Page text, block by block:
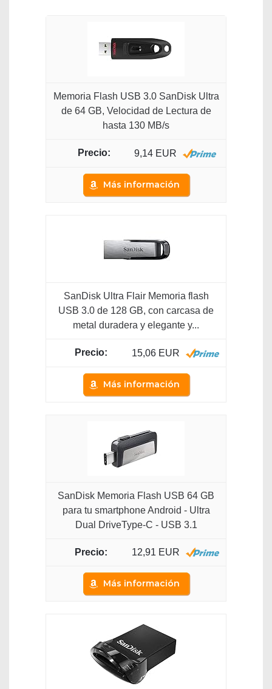
Memoria Flash USB 3.0 SanDisk Ultra
de 64 GB, Velocidad de Lectura de
hasta 130 MB/s
9,14 EUR
Más información
SanDisk Ultra Flair Memoria flash
USB 3.0 de 128 GB, con carcasa de
metal duradera y elegante y...
15,06 EUR
Más información
SanDisk Memoria Flash USB 64 GB
para tu smartphone Android - Ultra
Dual DriveType-C - USB 3.1
12,91 EUR
Más información